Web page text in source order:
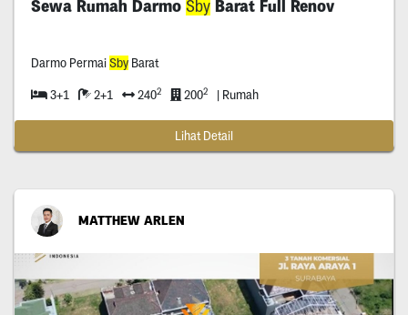
Sewa Rumah Darmo SbyBarat Full Renov
Darmo PermaiSbyBarat
3+1 2+1 2402 2002 | Rumah
Lihat Detail
MATTHEW ARLEN